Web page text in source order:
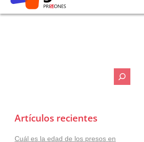
Artículos recientes
Cuál es la edad de los presos en